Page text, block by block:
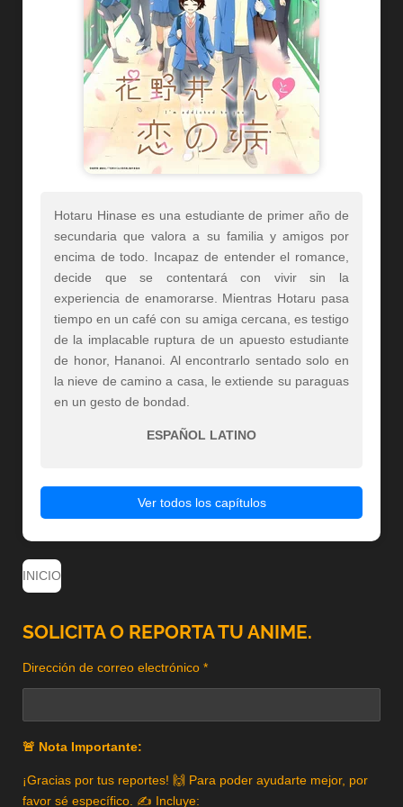
Hotaru Hinase es una estudiante de primer año de
secundaria que valora a su familia y amigos por
encima de todo. Incapaz de entender el romance,
decide que se contentará con vivir sin la
experiencia de enamorarse. Mientras Hotaru pasa
tiempo en un café con su amiga cercana, es testigo
de la implacable ruptura de un apuesto estudiante
de honor, Hananoi. Al encontrarlo sentado solo en
la nieve de camino a casa, le extiende su paraguas
en un gesto de bondad.
ESPAÑOL LATINO
Ver todos los capítulos
INICIO
SOLICITA O REPORTA TU ANIME.
Dirección de correo electrónico *
🚨 Nota Importante:
¡Gracias por tus reportes! 🙌 Para poder ayudarte mejor, por
favor sé específico. ✍️ Incluye: